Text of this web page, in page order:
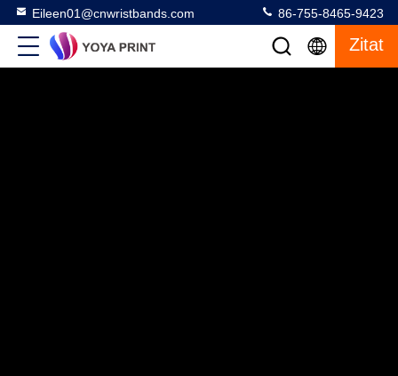
Eileen01@cnwristbands.com 86-755-8465-9423
Zitat